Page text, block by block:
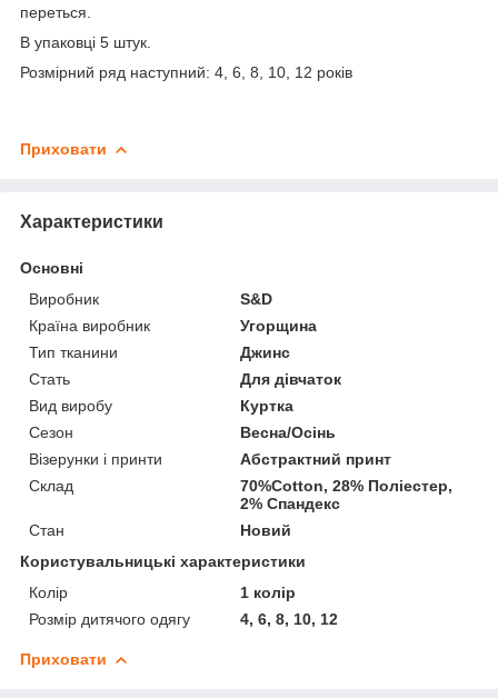
переться.
В упаковці 5 штук.
Розмірний ряд наступний: 4, 6, 8, 10, 12 років
Приховати
Характеристики
Основні
Виробник
S&D
Країна виробник
Угорщина
Тип тканини
Джинс
Стать
Для дівчаток
Вид виробу
Куртка
Сезон
Весна/Осінь
Візерунки і принти
Абстрактний принт
Склад
70%Cotton, 28% Поліестер,
2% Спандекс
Стан
Новий
Користувальницькі характеристики
Колір
1 колір
Розмір дитячого одягу
4, 6, 8, 10, 12
Приховати